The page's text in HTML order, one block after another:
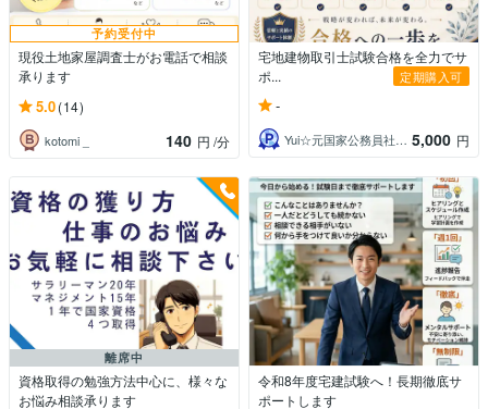
予約受付中
現役土地家屋調査士がお電話で相談
承ります
5.0(14)
kotomi _ 140 円 /分
宅地建物取引士試験合格を全力でサ
ポ...
定期購入可
-
Yui☆元国家公務員社労士・FP 5,000 円
離席中
資格取得の勉強方法中心に、様々な
お悩み相談承ります
令和8年度宅建試験へ！長期徹底サ
ポートします